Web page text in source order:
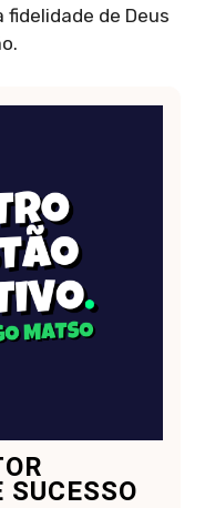
fidelidade de Deus
SUCESSO